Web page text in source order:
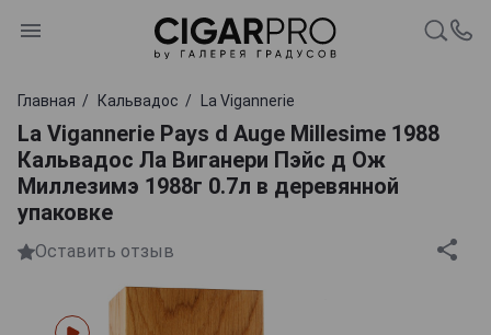
Главная Кальвадос La Vigannerie
La Vigannerie Pays d Auge Millesime 1988
Кальвадос Ла Виганери Пэйс д Ож
Миллезимэ 1988г 0.7л в деревянной
упаковке
Оставить отзыв